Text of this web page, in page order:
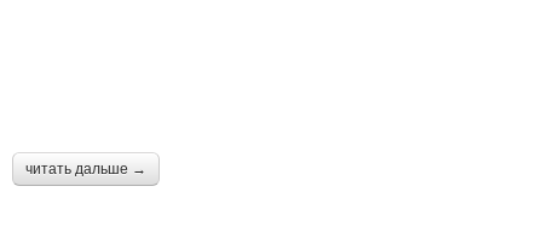
читать дальше →